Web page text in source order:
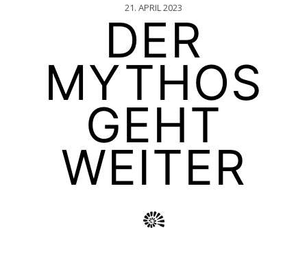
21. APRIL 2023
DER
MYTHOS
GEHT
WEITER